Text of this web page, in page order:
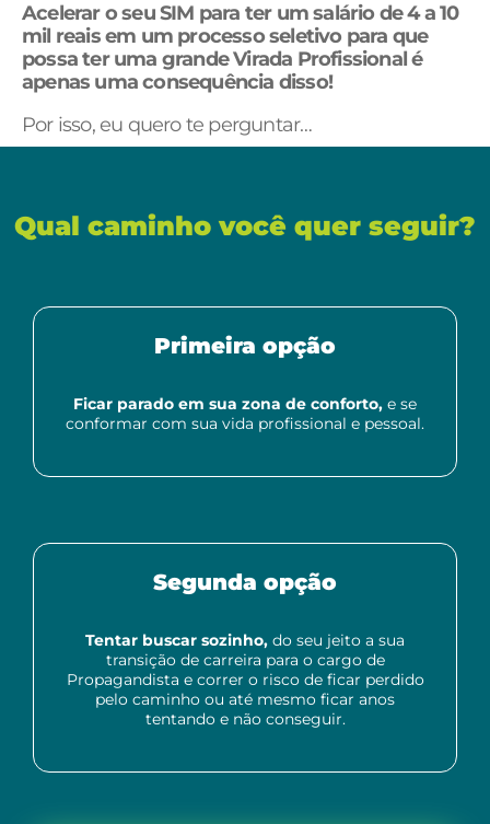
Acelerar o seu SIM para ter um salário de 4 a 10
mil reais em um processo seletivo para que
possa ter uma grande Virada Profissional é
apenas uma consequência disso!
Por isso, eu quero te perguntar…
Qual caminho você quer seguir?
Primeira opção
Ficar parado em sua zona de conforto, e se
conformar com sua vida profissional e pessoal.
Segunda opção
Tentar buscar sozinho, do seu jeito a sua
transição de carreira para o cargo de
Propagandista e correr o risco de ficar perdido
pelo caminho ou até mesmo ficar anos
tentando e não conseguir.